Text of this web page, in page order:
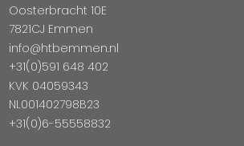
Oosterbracht 10E
7821CJ Emmen
info@htbemmen.nl
+31(0)591 648 402
KVK 04059343
NL001402798B23
+31(0)6-55558832